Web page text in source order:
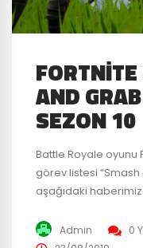
AND
SEZON 10
Battle Royale oyunu
görev listesi “Smash
aşağıdaki
ilgisini çeken
Admin 0